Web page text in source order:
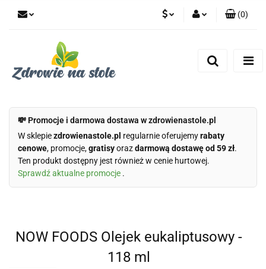
(0)
💸 Promocje i darmowa dostawa w zdrowienastole.pl
W sklepiezdrowienastole.pl regularnie oferujemyrabaty
cenowe, promocje,gratisyorazdarmową dostawę od 59 zł.
Ten produkt dostępny jest również w cenie hurtowej.
Sprawdź aktualne promocje .
NOW FOODS Olejek eukaliptusowy -
118 ml